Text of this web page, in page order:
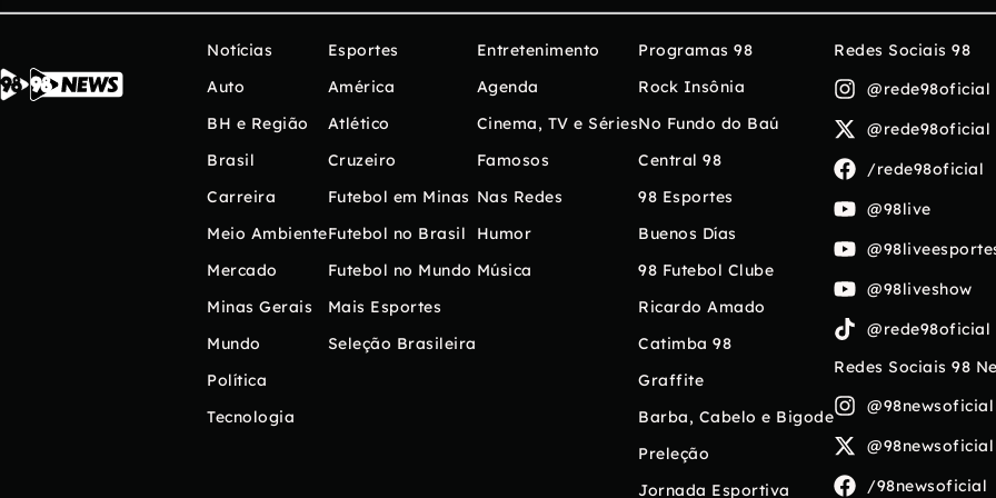
Notícias
Auto
BH e Região
Brasil
Carreira
Meio Ambiente
Mercado
Minas Gerais
Mundo
Política
Tecnologia
Esportes
América
Atlético
Cruzeiro
Futebol em Minas
Futebol no Brasil
Futebol no Mundo
Mais Esportes
Seleção Brasileira
Entretenimento
Agenda
Cinema, TV e Séries
Famosos
Nas Redes
Humor
Música
Programas 98
Rock Insônia
No Fundo do Baú
Central 98
98 Esportes
Buenos Días
98 Futebol Clube
Ricardo Amado
Catimba 98
Graffite
Barba, Cabelo e Bigode
Preleção
Jornada Esportiva
Redes Sociais 98
@rede98oficial
@rede98oficial
/rede98oficial
@98live
@98liveshow
@rede98oficial
Redes Sociais 98
@98newsoficial
@98newsoficial
/98newsoficial